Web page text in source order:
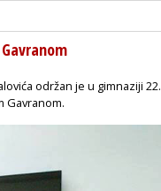
održan je u gimnaziji 22.
Gavranom.